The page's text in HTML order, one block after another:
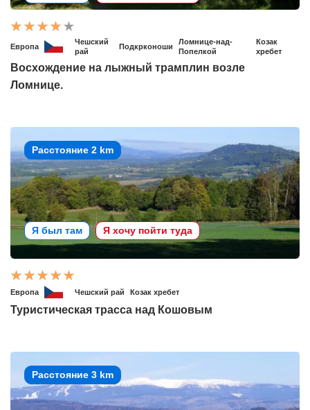
Европа
Чешский
рай
Подкрконоши
Ломнице-над-
Попелкой
Козак
хребет
Восхождение на лыжный трамплин возле
Ломнице.
Расстояние 2 km
Я был там Я хочу пойти туда
Европа Чешский рай Козак хребет
Туристическая трасса над Кошовым
Расстояние 3 km